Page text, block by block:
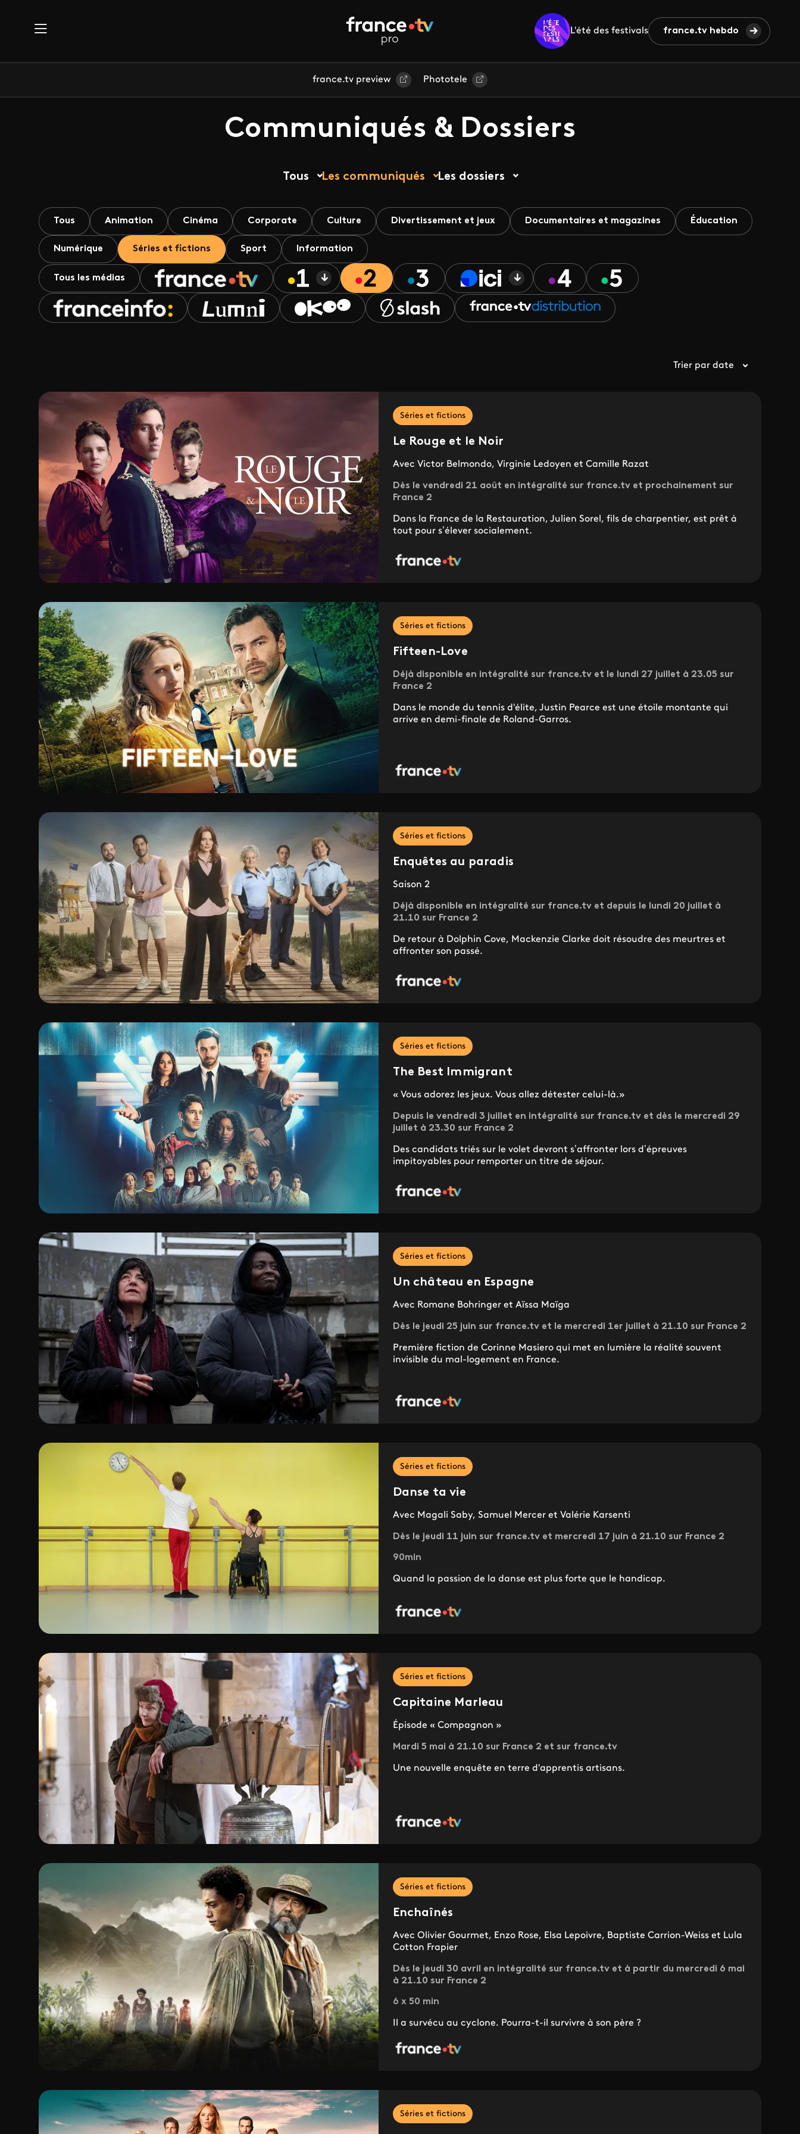
L'été des festivals france.tv hebdo
france.tv preview Phototele
Communiqués & Dossiers
Tous Les communiqués Les dossiers
Tous Animation Cinéma Corporate Culture Divertissement et jeux Documentaires et magazines Éducation
Numérique Séries et fictions Sport Information
Tous les médias
Trier par date
Séries et fictions
Le Rouge et le Noir
Avec Victor Belmondo, Virginie Ledoyen et Camille Razat
Dès le vendredi 21 août en intégralité sur france.tv et prochainement sur
France 2
Dans la France de la Restauration, Julien Sorel, fils de charpentier, est prêt à
tout pour s’élever socialement.
Séries et fictions
Fifteen-Love
Déjà disponible en intégralité sur france.tv et le lundi 27 juillet à 23.05 sur
France 2
Dans le monde du tennis d'élite, Justin Pearce est une étoile montante qui
arrive en demi-finale de Roland-Garros.
Séries et fictions
Enquêtes au paradis
Saison 2
Déjà disponible en intégralité sur france.tv et depuis le lundi 20 juillet à
21.10 sur France 2
De retour à Dolphin Cove, Mackenzie Clarke doit résoudre des meurtres et
affronter son passé.
Séries et fictions
The Best Immigrant
« Vous adorez les jeux. Vous allez détester celui-là.»
Depuis le vendredi 3 juillet en intégralité sur france.tv et dès le mercredi 29
juillet à 23.30 sur France 2
Des candidats triés sur le volet devront s’affronter lors d’épreuves
impitoyables pour remporter un titre de séjour.
Séries et fictions
Un château en Espagne
Avec Romane Bohringer et Aïssa Maïga
Dès le jeudi 25 juin sur france.tv et le mercredi 1er juillet à 21.10 sur France 2
Première fiction de Corinne Masiero qui met en lumière la réalité souvent
invisible du mal-logement en France.
Séries et fictions
Danse ta vie
Avec Magali Saby, Samuel Mercer et Valérie Karsenti
Dès le jeudi 11 juin sur france.tv et mercredi 17 juin à 21.10 sur France 2
90min
Quand la passion de la danse est plus forte que le handicap.
Séries et fictions
Capitaine Marleau
Épisode « Compagnon »
Mardi 5 mai à 21.10 sur France 2 et sur france.tv
Une nouvelle enquête en terre d'apprentis artisans.
Séries et fictions
Enchaînés
Avec Olivier Gourmet, Enzo Rose, Elsa Lepoivre, Baptiste Carrion-Weiss et Lula
Cotton Frapier
Dès le jeudi 30 avril en intégralité sur france.tv et à partir du mercredi 6 mai
à 21.10 sur France 2
6 x 50 min
Il a survécu au cyclone. Pourra-t-il survivre à son père ?
Séries et fictions